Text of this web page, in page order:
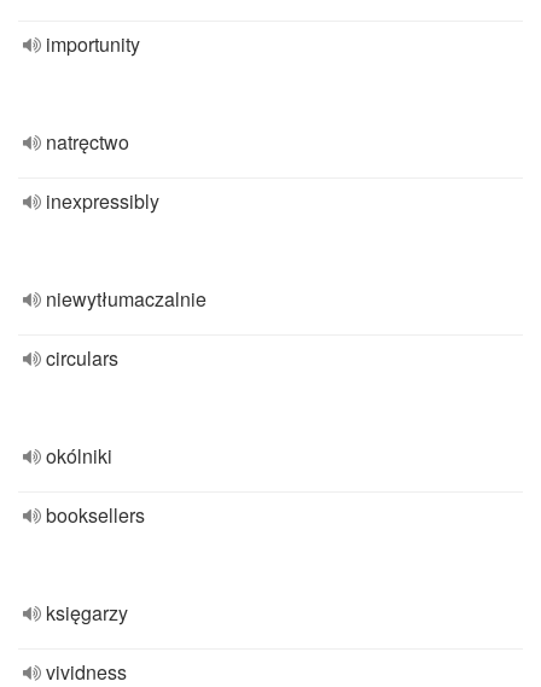
importunity
natręctwo
inexpressibly
niewytłumaczalnie
circulars
okólniki
booksellers
księgarzy
vividness